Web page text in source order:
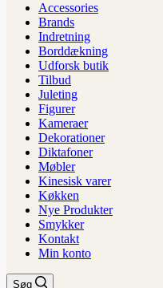
Accessories
Brands
Indretning
Borddækning
Udforsk butik
Tilbud
Juleting
Figurer
Kameraer
Dekorationer
Diktafoner
Møbler
Kinesisk varer
Køkken
Nye Produkter
Smykker
Kontakt
Min konto
Søg